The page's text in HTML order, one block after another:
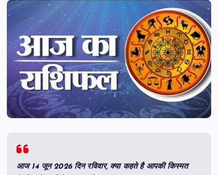
आज 14 जून 2026 दिन रविवार, क्या कहते है आपकी किस्मत